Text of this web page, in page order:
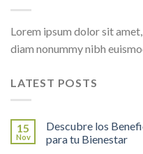
Lorem ipsum dolor sit
diam nonummy nibh
LATEST POSTS
15
Nov
Descubre los
para tu Bienestar